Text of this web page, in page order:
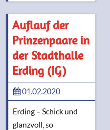
Auflauf der
Prinzenpaare in
der Stadthalle
Erding (IG)
01.02.2020
Erding – Schick und
glanzvoll, so